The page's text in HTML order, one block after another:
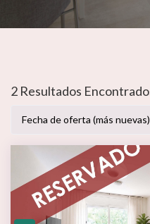
2 Venta En
2 Resultados
Fecha de oferta (más nuevas)